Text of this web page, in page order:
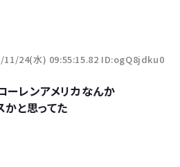
11/24(水) 09:55:15.82 ID:ogQ8jdku0
ーレンアメリカなんか
かと思ってた